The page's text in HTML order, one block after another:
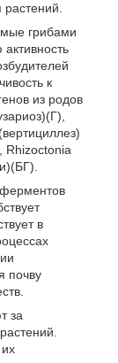
растений.
грибами
к
из родов
Rhizoctonia
в
почву
за